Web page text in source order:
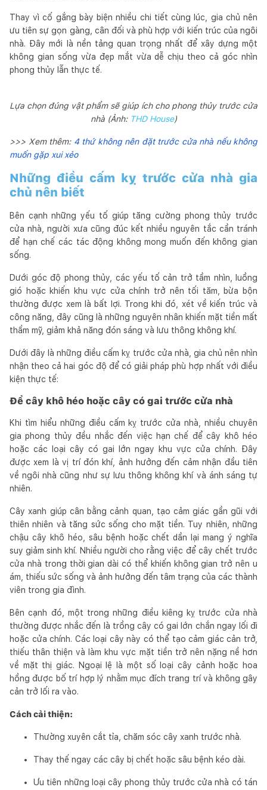
Thay vì cố gắng bày biện nhiều chi tiết cùng lúc, gia chủ nên
ưu tiên sự gọn gàng, cân đối và phù hợp với kiến trúc của ngôi
nhà. Đây mới là nền tảng quan trọng nhất để xây dựng một
không gian sống vừa đẹp mắt vừa dễ chịu theo cả góc nhìn
phong thủy lẫn thực tế.
Lựa chọn đúng vật phẩm sẽ giúp ích cho phong thủy trước cửa
nhà (Ảnh: THD House)
>>> Xem thêm: 4 thứ không nên đặt trước cửa nhà nếu không
muốn gặp xui xẻo
Những điều cấm kỵ trước cửa nhà gia
chủ nên biết
Bên cạnh những yếu tố giúp tăng cường phong thủy trước
cửa nhà, người xưa cũng đúc kết nhiều nguyên tắc cần tránh
để hạn chế các tác động không mong muốn đến không gian
sống.
Dưới góc độ phong thủy, các yếu tố cản trở tầm nhìn, luồng
gió hoặc khiến khu vực cửa chính trở nên tối tăm, bừa bộn
thường được xem là bất lợi. Trong khi đó, xét về kiến trúc và
công năng, đây cũng là những nguyên nhân khiến mặt tiền mất
thẩm mỹ, giảm khả năng đón sáng và lưu thông không khí.
Dưới đây là những điều cấm kỵ trước cửa nhà, gia chủ nên nhìn
nhận theo cả hai góc độ để có giải pháp phù hợp nhất với điều
kiện thực tế:
Để cây khô héo hoặc cây có gai trước cửa nhà
Khi tìm hiểu những điều cấm kỵ trước cửa nhà, nhiều chuyên
gia phong thủy đều nhắc đến việc hạn chế để cây khô héo
hoặc các loại cây có gai lớn ngay khu vực cửa chính. Đây
được xem là vị trí đón khí, ảnh hưởng đến cảm nhận đầu tiên
về ngôi nhà cũng như sự lưu thông không khí và ánh sáng tự
nhiên.
Cây xanh giúp cân bằng cảnh quan, tạo cảm giác gần gũi với
thiên nhiên và tăng sức sống cho mặt tiền. Tuy nhiên, những
chậu cây khô héo, sâu bệnh hoặc chết dần lại mang ý nghĩa
suy giảm sinh khí. Nhiều người cho rằng việc để cây chết trước
cửa nhà trong thời gian dài có thể khiến không gian trở nên u
ám, thiếu sức sống và ảnh hưởng đến tâm trạng của các thành
viên trong gia đình.
Bên cạnh đó, một trong những điều kiêng kỵ trước cửa nhà
thường được nhắc đến là trồng cây có gai lớn chắn ngay lối đi
hoặc cửa chính. Các loại cây này có thể tạo cảm giác cản trở,
thiếu thân thiện và làm khu vực mặt tiền trở nên nặng nề hơn
về mặt thị giác. Ngoại lệ là một số loại cây cảnh hoặc hoa
hồng được bố trí hợp lý nhằm mục đích trang trí và không gây
cản trở lối ra vào.
Cách cải thiện:
Thường xuyên cắt tỉa, chăm sóc cây xanh trước nhà.
Thay thế ngay các cây bị chết hoặc sâu bệnh kéo dài.
Ưu tiên những loại cây phong thủy trước cửa nhà có tán